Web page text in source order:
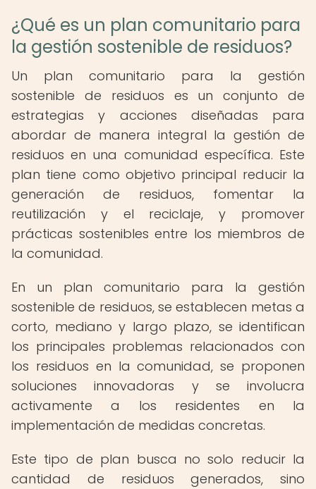
¿Qué es un plan comunitario para
la gestión sostenible de residuos?
Un plan comunitario para la gestión
sostenible de residuos es un conjunto de
estrategias y acciones diseñadas para
abordar de manera integral la gestión de
residuos en una comunidad específica. Este
plan tiene como objetivo principal reducir la
generación de residuos, fomentar la
reutilización y el reciclaje, y promover
prácticas sostenibles entre los miembros de
la comunidad.
En un plan comunitario para la gestión
sostenible de residuos, se establecen metas a
corto, mediano y largo plazo, se identifican
los principales problemas relacionados con
los residuos en la comunidad, se proponen
soluciones innovadoras y se involucra
activamente a los residentes en la
implementación de medidas concretas.
Este tipo de plan busca no solo reducir la
cantidad de residuos generados, sino